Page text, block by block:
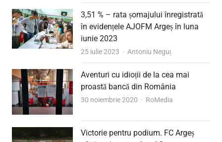
3,51 % – rata șomajului înregistrată
în evidențele AJOFM Argeș în luna
iunie 2023
25 iulie 2023 Author
Antoniu Neguț
Aventuri cu idioții de la cea mai
proastă bancă din România
30 noiembrie 2020 Author
RoMedia
Victorie pentru podium. FC Argeș